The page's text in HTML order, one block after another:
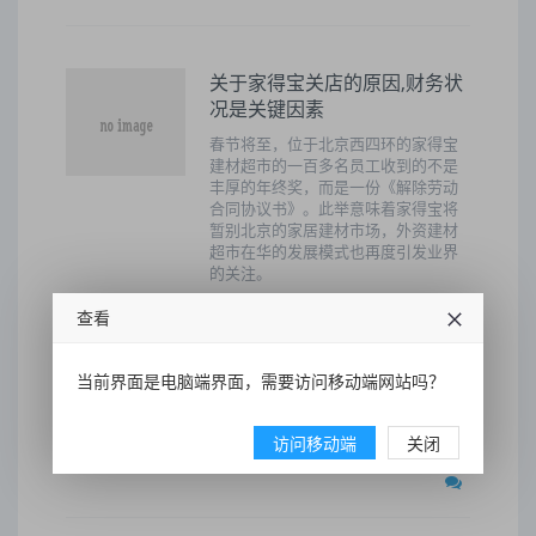
关于家得宝关店的原因,财务状
况是关键因素
春节将至，位于北京西四环的家得宝
建材超市的一百多名员工收到的不是
丰厚的年终奖，而是一份《解除劳动
合同协议书》。此举意味着家得宝将
暂别北京的家居建材市场，外资建材
超市在华的发展模式也再度引发业界
的关注。
2022-04-22 10:39:50 63
查看
当前界面是电脑端界面，需要访问移动端网站吗？
访问移动端 关闭